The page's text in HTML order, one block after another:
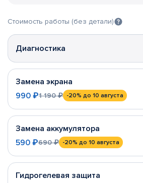
Стоимость работы (без детали)
Диагностика
Замена экрана
990 ₽1 190 ₽ -20% до 10 августа
Замена аккумулятора
590 ₽690 ₽ -20% до 10 августа
Гидрогелевая защита